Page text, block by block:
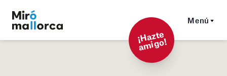
Menú
¡
Hazt
e
a
mi
g
o!